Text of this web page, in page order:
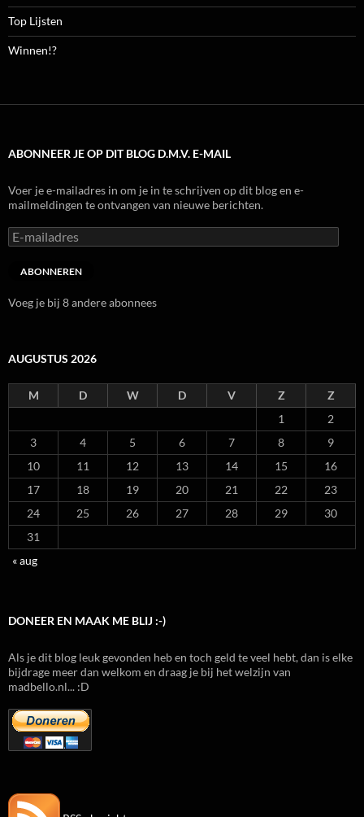
Top Lijsten
Winnen!?
ABONNEER JE OP DIT BLOG D.M.V. E-MAIL
Voer je e-mailadres in om je in te schrijven op dit blog en e-
mailmeldingen te ontvangen van nieuwe berichten.
E-
mailadres
ABONNEREN
Voeg je bij 8 andere abonnees
AUGUSTUS 2026
M D W D V Z
Z
1
2
3
4 5 6 7 8
9
10
11 12 13 14 15
16
17
18 19 20 21 22
23
24
25 26 27 28 29
30
31
« aug
DONEER EN MAAK ME BLIJ :-)
Als je dit blog leuk gevonden heb en toch geld te veel hebt, dan is elke
bijdrage meer dan welkom en draag je bij het welzijn van
madbello.nl... :D